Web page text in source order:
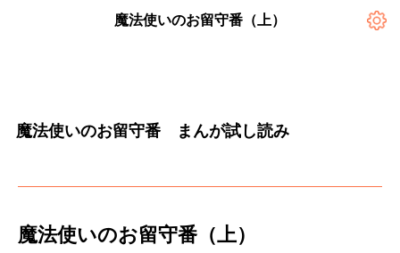
魔法使いのお留守番（上）
魔法使いのお留守番 まんが試し読み
魔法使いのお留守番（上）